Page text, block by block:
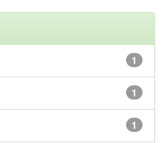
1
1
1